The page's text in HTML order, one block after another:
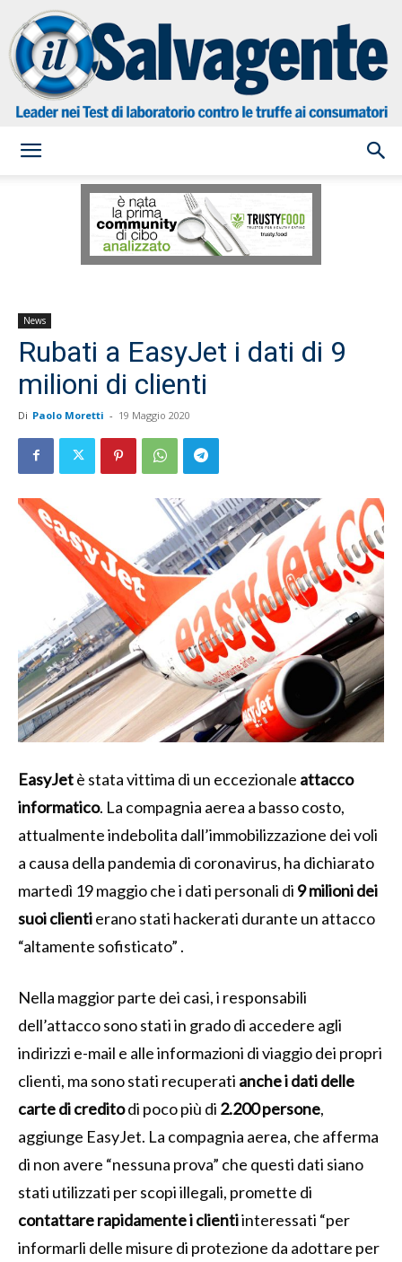
Salvagente
News
Rubati a EasyJet i dati di 9
milioni di clienti
Di Paolo Moretti - 19 Maggio 2020
EasyJetè stata vittima di un eccezionale attacco
informatico. La compagnia aerea a basso costo,
attualmente indebolita dall’immobilizzazione dei voli
a causa della pandemia di coronavirus, ha dichiarato
martedì 19 maggio che i dati personali di 9 milioni dei
suoi clientierano stati hackerati durante un attacco
“altamente sofisticato” .
Nella maggior parte dei casi, i responsabili
dell’attacco sono stati in grado di accedere agli
indirizzi e-mail e alle informazioni di viaggio dei propri
clienti, ma sono stati recuperati anche i dati delle
carte di creditodi poco più di 2.200 persone,
aggiunge EasyJet. La compagnia aerea, che afferma
di non avere “nessuna prova” che questi dati siano
stati utilizzati per scopi illegali, promette di
contattare rapidamente i clientiinteressati “per
informarli delle misure di protezione da adottare per